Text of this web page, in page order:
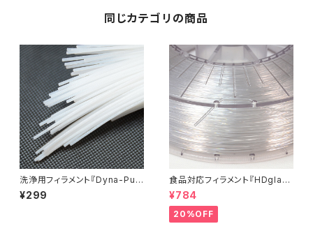
同じカテゴリの商品
洗浄用フィラメント『Dyna-Pur
ge 3D Clean』お試しサンプル
¥299
食品対応フィラメント『HDglas
s』：お試しサンプル 10M
¥784
20%OFF